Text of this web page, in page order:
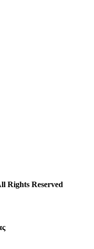
Rights Reserved